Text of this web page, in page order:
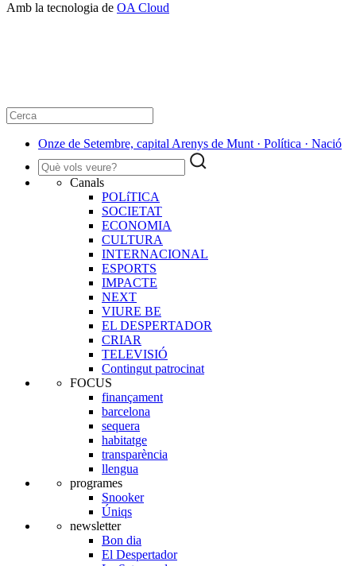
Amb la tecnologia de OA Cloud
Onze de Setembre, capital Arenys de Munt · Política · Nació
Canals
POLíTICA
SOCIETAT
ECONOMIA
CULTURA
INTERNACIONAL
ESPORTS
IMPACTE
NEXT
VIURE BE
EL DESPERTADOR
CRIAR
TELEVISIÓ
Contingut patrocinat
FOCUS
finançament
barcelona
sequera
habitatge
transparència
llengua
programes
Snooker
Úniqs
newsletter
Bon dia
El Despertador